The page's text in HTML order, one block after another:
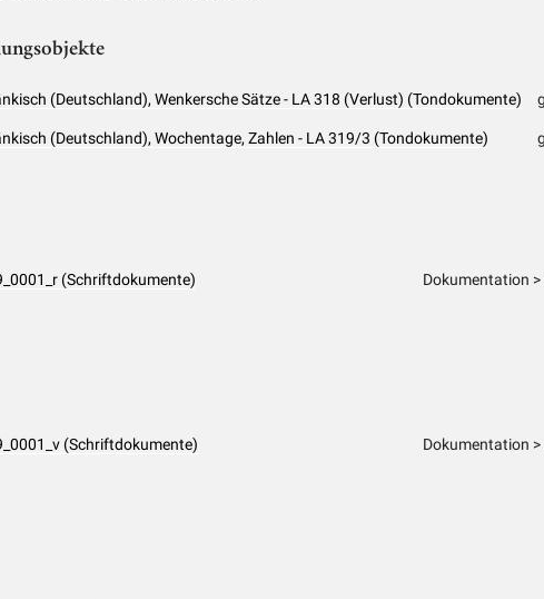
(Deutschland), Wenkersche Sätze - LA 318 (Verlust) (Tondokumente)
(Deutschland), Wochentage, Zahlen - LA 319/3 (Tondokumente)
(Schriftdokumente) Dokumentation
(Schriftdokumente) Dokumentation